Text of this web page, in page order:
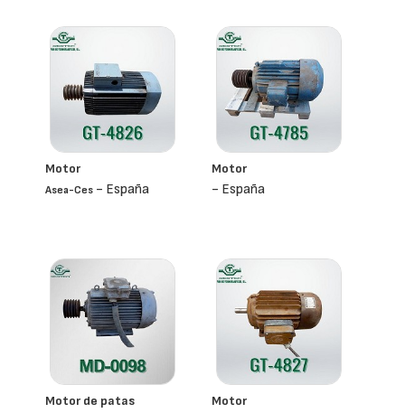
Motor
Asea-Ces - España
Motor
- España
Motor de patas Motor